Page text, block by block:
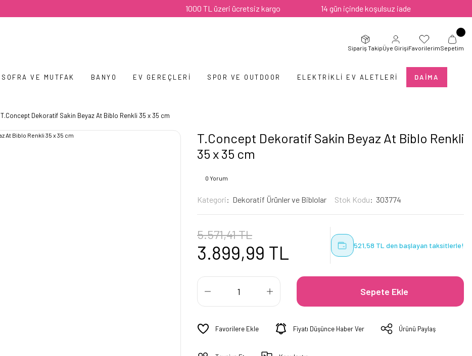
1000 TL üzeri ücretsiz kargo 14 gün içinde koşulsuz iade
Sipariş TakipÜye GirişiFavorilerimSepetim
SOFRA VE MUTFAK BANYO EV GEREÇLERI SPOR VE OUTDOOR ELEKTRIKLI EV ALETLERI DAIMA
T.Concept Dekoratif Sakin Beyaz At Biblo Renkli 35 x 35 cm
T.Concept Dekoratif Sakin Beyaz At Biblo Renkli
35 x 35 cm
0 Yorum
Kategori Dekoratif Ürünler ve Biblolar Stok Kodu 303774
5.571,41 TL
3.899,99 TL 521,58 TL den başlayan taksitlerle!
Sepete Ekle
Fiyatı Düşünce Haber Ver Ürünü Paylaş